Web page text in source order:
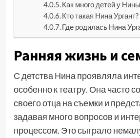
Как много детей у
Кто такая Нина Ургант?
Где родилась Нина
Ранняя жизнь и
С детства Нина проявляла
особенно к театру. Она часто
своего отца на съемки и
задавая много вопросов и
процессом. Это сыграло